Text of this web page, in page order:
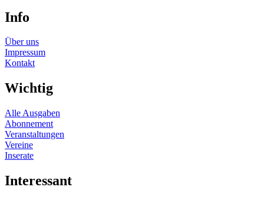
Info
Über uns
Impressum
Kontakt
Wichtig
Alle Ausgaben
Abonnement
Veranstaltungen
Vereine
Inserate
Interessant